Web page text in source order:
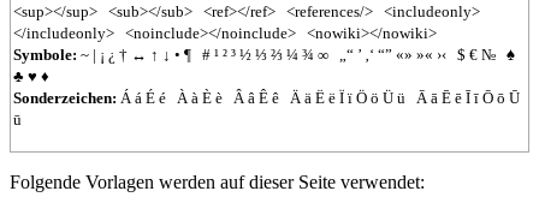
<sup></sup> <sub></sub> <ref></ref> <references/> <includeonly>
</includeonly> <noinclude></noinclude> <nowiki></nowiki>
Symbole: ~ | ¡ ¿ † ↔ ↑ ↓ • ¶ # ¹ ² ³ ½ ⅓ ⅔ ¼ ¾ ∞ „“ ’ ‚‘ “” «» »« ›‹ $ € № ♠
♣ ♥ ♦
Sonderzeichen: Á á É é À à È è Â â Ê ê Ä ä Ë ë Ï ï Ö ö Ü ü Ā ā Ē ē Ī ī Ō ō Ū
ū
Folgende Vorlagen werden auf dieser Seite verwendet: